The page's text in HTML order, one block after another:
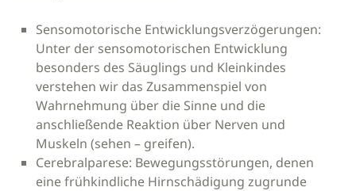
Sensomotorische Entwicklungsverzögerungen:
Unter der sensomotorischen Entwicklung
besonders des Säuglings und Kleinkindes
verstehen wir das Zusammenspiel von
Wahrnehmung über die Sinne und die
anschließende Reaktion über Nerven und
Muskeln (sehen – greifen).
Cerebralparese: Bewegungsstörungen, denen
eine frühkindliche Hirnschädigung zugrunde